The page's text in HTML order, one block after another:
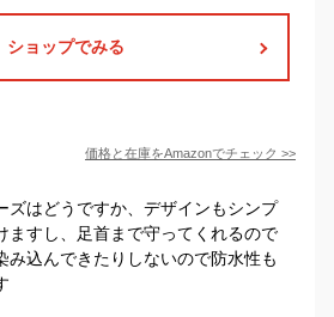
ショップでみる
価格と在庫をAmazonでチェック >>
ズはどうですか、デザインもシンプ
ますし、足首まで守ってくれるので
み込んできたりしないので防水性も